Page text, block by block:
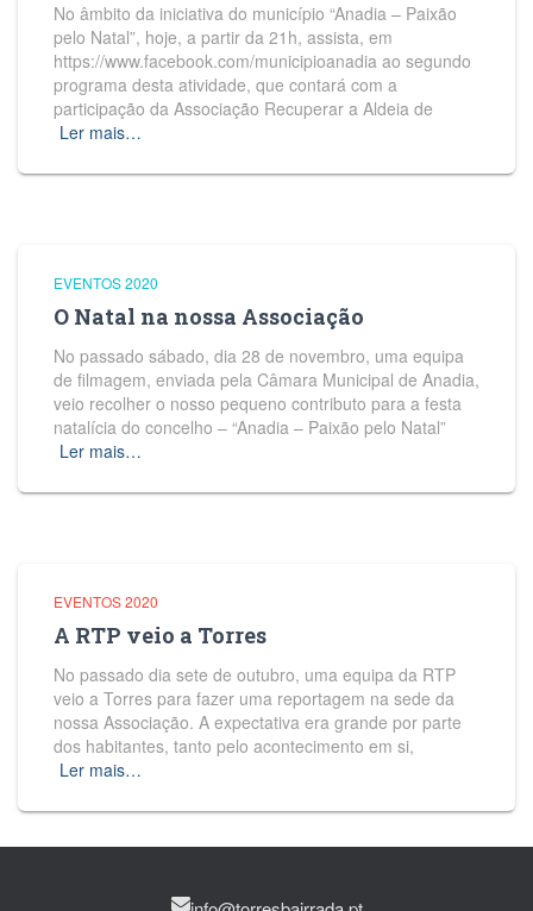
No âmbito da iniciativa do município “Anadia – Paixão
pelo Natal”, hoje, a partir da 21h, assista, em
https://www.facebook.com/municipioanadia ao segundo
programa desta atividade, que contará com a
participação da Associação Recuperar a Aldeia de
Ler mais…
EVENTOS 2020
O Natal na nossa Associação
No passado sábado, dia 28 de novembro, uma equipa
de filmagem, enviada pela Câmara Municipal de Anadia,
veio recolher o nosso pequeno contributo para a festa
natalícia do concelho – “Anadia – Paixão pelo Natal”
Ler mais…
EVENTOS 2020
A RTP veio a Torres
No passado dia sete de outubro, uma equipa da RTP
veio a Torres para fazer uma reportagem na sede da
nossa Associação. A expectativa era grande por parte
dos habitantes, tanto pelo acontecimento em si,
Ler mais…